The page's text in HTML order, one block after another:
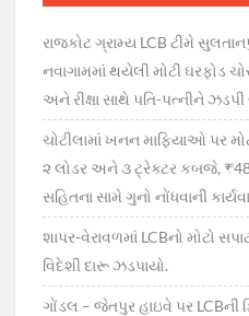
રાજકોટ ગ્રામ્ય LCB ટીમે
નવાગામમાં થયેલી મોટી ઘરફોડ
અને રીક્ષા સાથે પતિ-પત્નીને ઝડપી
ચોટીલામાં ખનન માફિયાઓ પર
૨ લોડર અને ૩ ટ્રેક્ટર કબજે,
સહિતના સામે ગુનો નોંધવાની
શાપર-વેરાવળમાં LCBનો મોટો
વિદેશી દારૂ ઝડપાયો.
ગોંડલ – જેતપુર હાઇવે પર LCBની